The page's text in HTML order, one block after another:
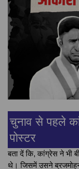
चुनाव से पहले
पोस्टर
बता दें कि, कांग्रेस ने भी
थे। जिसमें उसने